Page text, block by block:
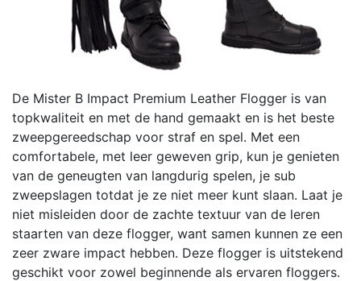
De Mister B Impact Premium Leather Flogger is van
topkwaliteit en met de hand gemaakt en is het beste
zweepgereedschap voor straf en spel. Met een
comfortabele, met leer geweven grip, kun je genieten
van de geneugten van langdurig spelen, je sub
zweepslagen totdat je ze niet meer kunt slaan. Laat je
niet misleiden door de zachte textuur van de leren
staarten van deze flogger, want samen kunnen ze een
zeer zware impact hebben. Deze flogger is uitstekend
geschikt voor zowel beginnende als ervaren floggers.